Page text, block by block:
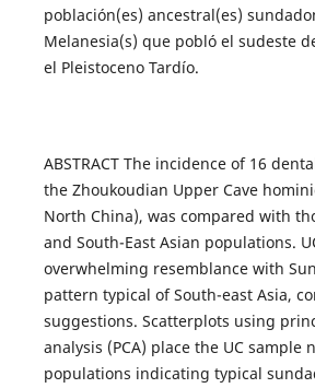
población(es) ancestral(es)
Melanesia(s) que pobló el sudeste
el Pleistoceno Tardío.
ABSTRACT The incidence of 16
the Zhoukoudian Upper Cave
North China), was compared with
and South-East Asian populations.
overwhelming resemblance with
pattern typical of South-east Asia,
suggestions. Scatterplots using
analysis (PCA) place the UC sample
populations indicating typical